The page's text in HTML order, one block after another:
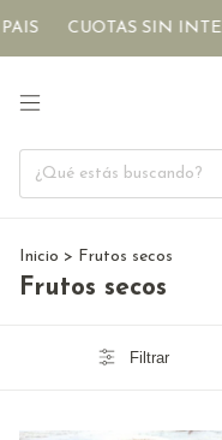
CUOTAS SIN INTERÉS
Inicio > Frutos secos
Frutos secos
Filtrar